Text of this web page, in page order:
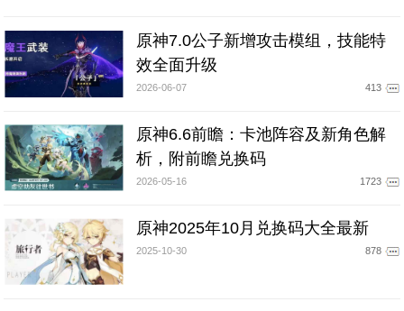
原神7.0公子新增攻击模组，技能特
效全面升级
2026-06-07 413
原神6.6前瞻：卡池阵容及新角色解
析，附前瞻兑换码
2026-05-16 1723
原神2025年10月兑换码大全最新
2025-10-30 878